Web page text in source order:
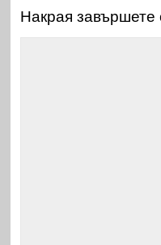
Накрая завършете